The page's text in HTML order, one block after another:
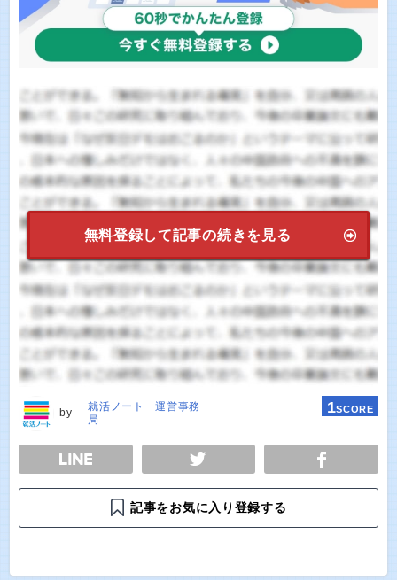
無料登録して記事の続きを見る
by
就活ノート 運営事務
局
1SCORE
TWEET
記事をお気に入り登録する